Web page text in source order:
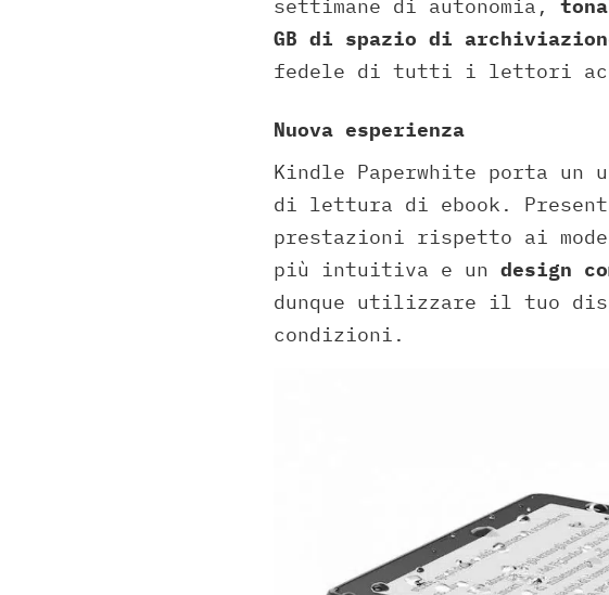
settimane di autonomia,
GB di spazio di
fedele di tutti i lettori
Nuova esperienza
Kindle Paperwhite porta un
di lettura di ebook.
prestazioni rispetto ai
più intuitiva e un design
dunque utilizzare il tuo
condizioni.